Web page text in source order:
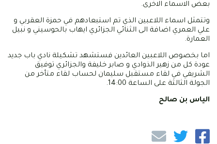
بعض الاسماء الاخرى.
وتتمثل اسماء اللاعبين الذي تم استبعادهم في حمزة العقربي و
علي العمري اضافة الى الثنائي الجزائري ايهاب بالحوسيني و نبيل
العمارة.
اما بخصوص اللاعبين العائدين فستشهد تشكيلة نادي باب جديد
عودة كل من زهير الذوادي و صابر خليفة والجزائري توفيق
الشريفي في لقاء مستقبل سليمان لحساب لقاء متأخر من
الجولة الثالثة على الساعة 14:00.
الياس بن صالح